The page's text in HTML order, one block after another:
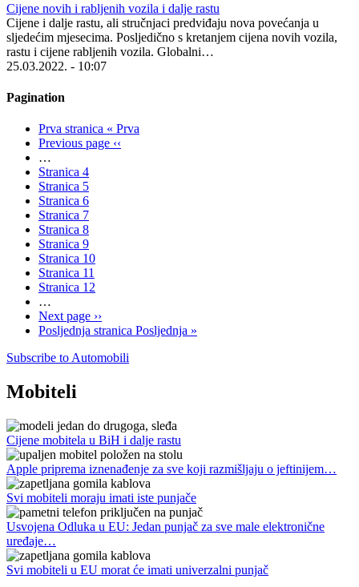
Cijene novih i rabljenih vozila i dalje rastu
Cijene i dalje rastu, ali stručnjaci predviđaju nova povećanja u
sljedećim mjesecima. Posljedično s kretanjem cijena novih vozila,
rastu i cijene rabljenih vozila. Globalni…
25.03.2022. - 10:07
Pagination
Prva stranica « Prva
Previous page ‹‹
…
Stranica 4
Stranica 5
Stranica 6
Stranica 7
Stranica 8
Stranica 9
Stranica 10
Stranica 11
Stranica 12
…
Next page ››
Posljednja stranica Posljednja »
Subscribe to Automobili
Mobiteli
Cijene mobitela u BiH i dalje rastu
Apple priprema iznenađenje za sve koji razmišljaju o jeftinijem…
Svi mobiteli moraju imati iste punjače
Usvojena Odluka u EU: Jedan punjač za sve male elektronične
uređaje…
Svi mobiteli u EU morat će imati univerzalni punjač